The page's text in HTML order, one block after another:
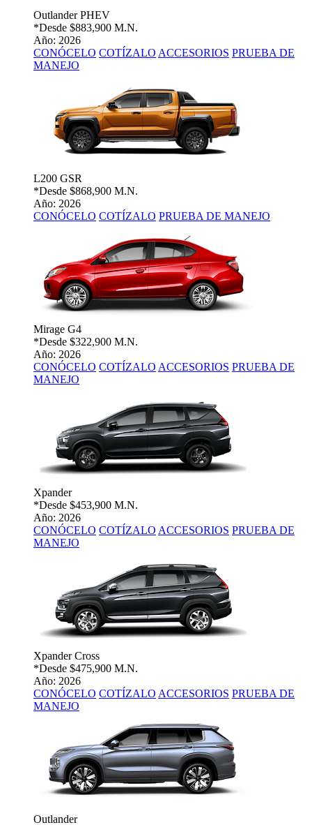
Outlander PHEV
*Desde $883,900 M.N.
Año: 2026
CONÓCELO COTÍZALO ACCESORIOS PRUEBA DE
MANEJO
L200 GSR
*Desde $868,900 M.N.
Año: 2026
CONÓCELO COTÍZALO PRUEBA DE MANEJO
Mirage G4
*Desde $322,900 M.N.
Año: 2026
CONÓCELO COTÍZALO ACCESORIOS PRUEBA DE
MANEJO
Xpander
*Desde $453,900 M.N.
Año: 2026
CONÓCELO COTÍZALO ACCESORIOS PRUEBA DE
MANEJO
Xpander Cross
*Desde $475,900 M.N.
Año: 2026
CONÓCELO COTÍZALO ACCESORIOS PRUEBA DE
MANEJO
Outlander